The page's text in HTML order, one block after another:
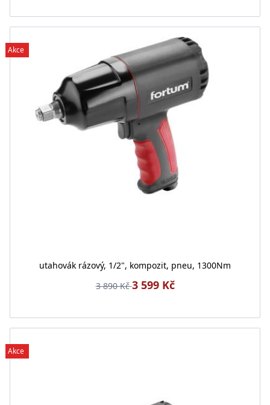
Akce
utahovák rázový, 1/2", kompozit, pneu, 1300Nm
3 890 Kč3 599 Kč
Akce